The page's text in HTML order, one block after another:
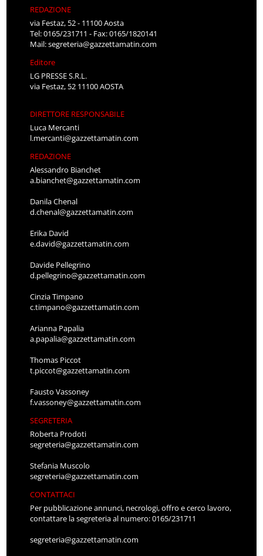
REDAZIONE
via Festaz, 52 - 11100 Aosta
Tel: 0165/231711 - Fax: 0165/1820141
Mail:segreteria@gazzettamatin.com
Editore
LG PRESSE S.R.L.
via Festaz, 52 11100 AOSTA
DIRETTORE RESPONSABILE
Luca Mercanti
l.mercanti@gazzettamatin.com
REDAZIONE
Alessandro Bianchet
a.bianchet@gazzettamatin.com
Danila Chenal
d.chenal@gazzettamatin.com
Erika David
e.david@gazzettamatin.com
Davide Pellegrino
d.pellegrino@gazzettamatin.com
Cinzia Timpano
c.timpano@gazzettamatin.com
Arianna Papalia
a.papalia@gazzettamatin.com
Thomas Piccot
t.piccot@gazzettamatin.com
Fausto Vassoney
f.vassoney@gazzettamatin.com
SEGRETERIA
Roberta Prodoti
segreteria@gazzettamatin.com
Stefania Muscolo
segreteria@gazzettamatin.com
CONTATTACI
Per pubblicazione annunci, necrologi, offro e cerco lavoro,
contattare la segreteria al numero: 0165/231711
segreteria@gazzettamatin.com